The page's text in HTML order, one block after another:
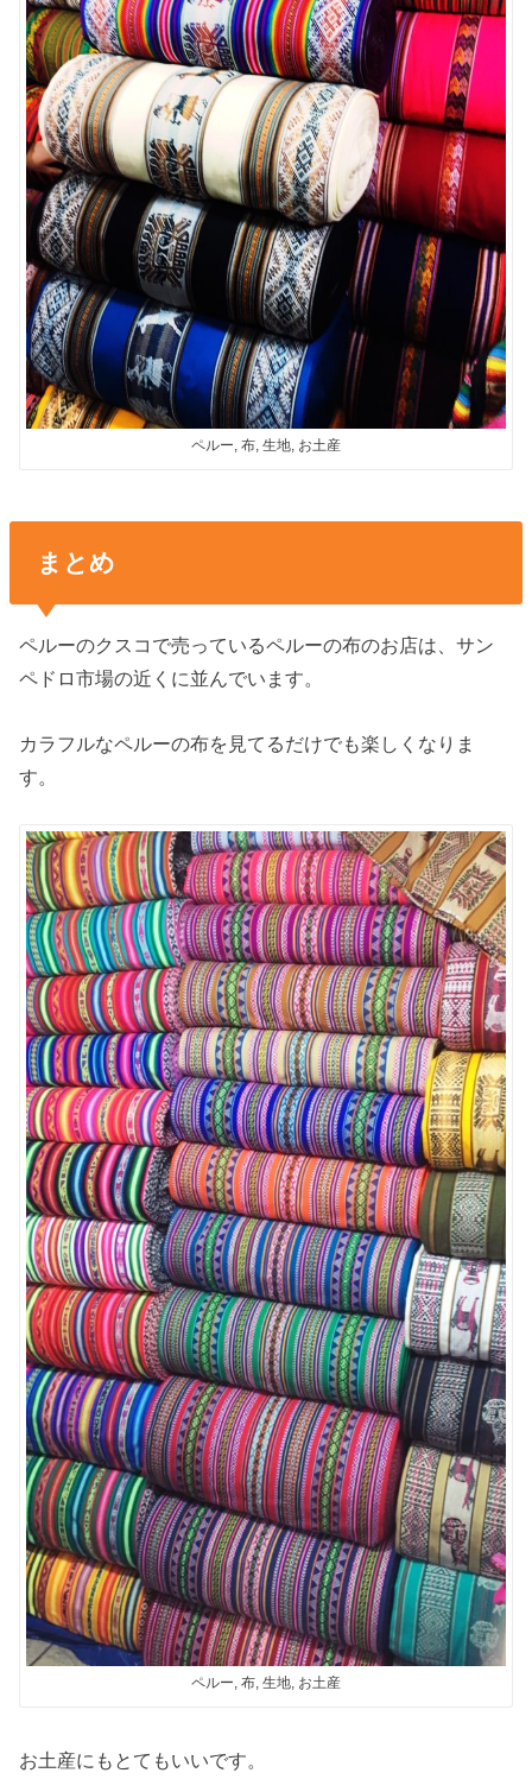
ペルー, 布, 生地, お土産
まとめ
ペルーのクスコで売っているペルーの布のお店は、サン
ペドロ市場の近くに並んでいます。
カラフルなペルーの布を見てるだけでも楽しくなりま
す。
ペルー, 布, 生地, お土産
お土産にもとてもいいです。